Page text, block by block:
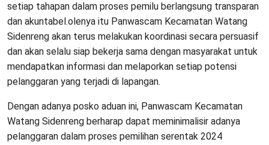
setiap tahapan dalam proses pemilu berlangsung transparan
dan akuntabel.olenya itu Panwascam Kecamatan Watang
Sidenreng akan terus melakukan koordinasi secara persuasif
dan akan selalu siap bekerja sama dengan masyarakat untuk
mendapatkan informasi dan melaporkan setiap potensi
pelanggaran yang terjadi di lapangan.
Dengan adanya posko aduan ini, Panwascam Kecamatan
Watang Sidenreng berharap dapat meminimalisir adanya
pelanggaran dalam proses pemilihan serentak 2024